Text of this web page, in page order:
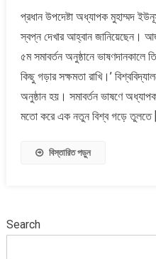
প্রধান উপদেষ্টা অধ্যাপক মুহাম্মদ
স্বপ্ন দেখার আহ্বান জানিয়েছেন। আজ
৫ম সমাবর্তন অনুষ্ঠানে ভাষণদানকালে
কিছু গড়ার সক্ষমতা রাখি।’
অনুষ্ঠান হয়। সমাবর্তন ভাষণে
মতো করে এক নতুন বিশ্ব গড়ে তুলতে
বিস্তারিত পড়ুন
Search